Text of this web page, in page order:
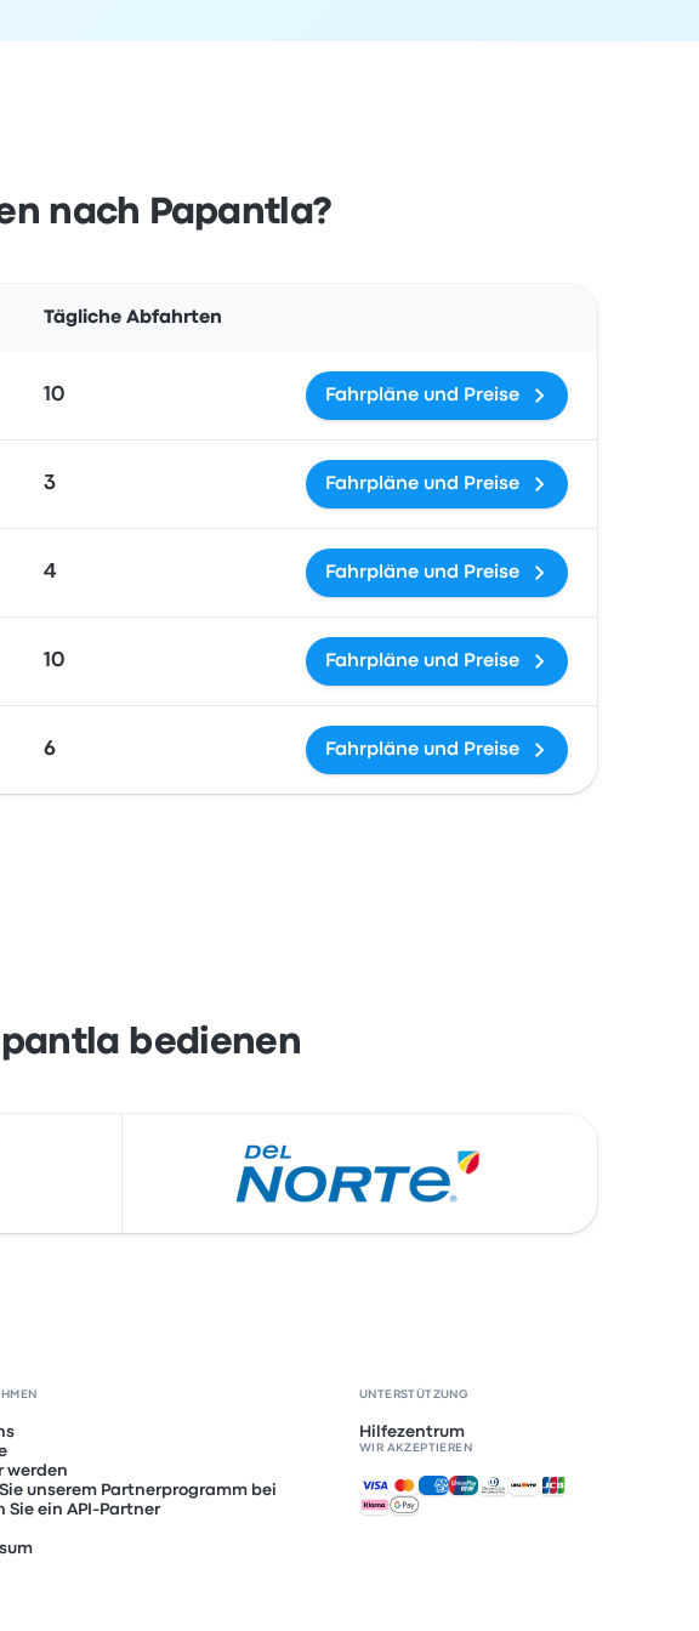
nach Papantla?
Tägliche Abfahrten
10 Fahrpläne und Preise
3 Fahrpläne und Preise
4 Fahrpläne und Preise
10 Fahrpläne und Preise
6 Fahrpläne und Preise
bedienen
werden
unserem Partnerprogramm bei
Sie ein API-Partner
UNTERSTÜTZUNG
Hilfezentrum
WIR AKZEPTIEREN
Akzeptierte Zahlungsmethoden